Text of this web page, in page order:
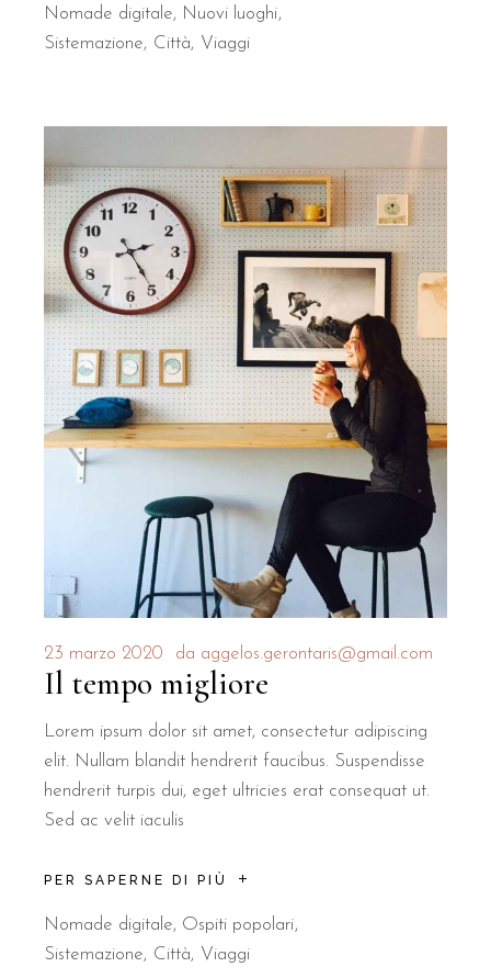
Nomade digitale, Nuovi luoghi
Sistemazione
Città Viaggi
23 marzo 2020 da aggelos.gerontaris@gmail.com
Il tempo migliore
Lorem ipsum dolor sit amet, consectetur adipiscing
elit. Nullam blandit hendrerit faucibus. Suspendisse
hendrerit turpis dui, eget ultricies erat consequat ut.
Sed ac velit iaculis
PER SAPERNE DI PIÙ
Nomade digitale, Ospiti popolari
Sistemazione
Città Viaggi